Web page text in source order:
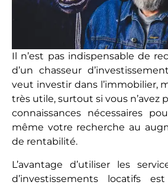
Il n’est pas indispensable de
d’un chasseur
veut investir dans l’immobilier,
très utile, surtout si vous n’avez
connaissances nécessaires
même votre recherche au
de rentabilité.
L’avantage d’utiliser les
d’investissements locatifs